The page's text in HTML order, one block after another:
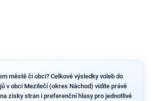
městě či obci? Celkové výsledky voleb do
v obci Mezilečí (okres Náchod) vidíte právě
zisky stran i preferenční hlasy pro jednotlivé